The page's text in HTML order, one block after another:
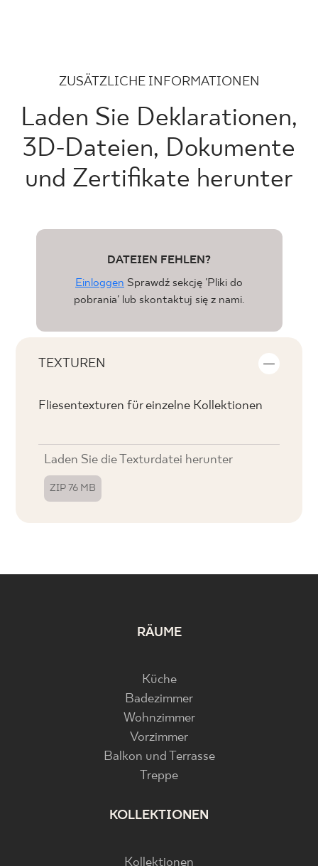
ZUSÄTZLICHE INFORMATIONEN
Laden Sie Deklarationen,
3D-Dateien, Dokumente
und Zertifikate herunter
DATEIEN FEHLEN?
Einloggen Sprawdź sekcję 'Pliki do
pobrania' lub skontaktuj się z nami.
TEXTUREN
Fliesentexturen für einzelne Kollektionen
Laden Sie die Texturdatei herunter
ZIP 76 MB
RÄUME
Küche
Badezimmer
Wohnzimmer
Vorzimmer
Balkon und Terrasse
Treppe
KOLLEKTIONEN
Kollektionen